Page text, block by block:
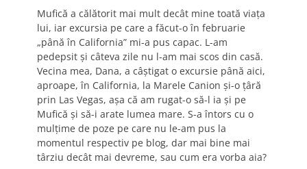
Mufică a călătorit mai mult decât mine toată viaţa
lui, iar excursia pe care a făcut-o în februarie
„până în California” mi-a pus capac. L-am
pedepsit şi câteva zile nu l-am mai scos din casă.
Vecina mea, Dana, a câştigat o excursie până aici,
aproape, în California, la Marele Canion şi-o ţâră
prin Las Vegas, aşa că am rugat-o să-l ia şi pe
Mufică şi să-i arate lumea mare. S-a întors cu o
mulţime de poze pe care nu le-am pus la
momentul respectiv pe blog, dar mai bine mai
târziu decât mai devreme, sau cum era vorba aia?